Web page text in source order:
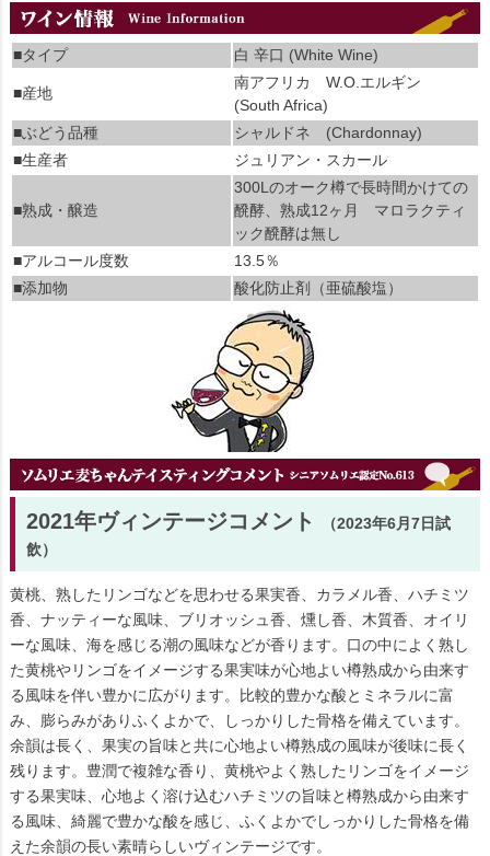
■タイプ 白 辛口 (White Wine)
■産地
南アフリカ W.O.エルギン
(South Africa)
■ぶどう品種
シャルドネ (Chardonnay)
■生産者
ジュリアン・スカール
■熟成・醸造
300Lのオーク樽で長時間かけての
醗酵、熟成12ヶ月 マロラクティ
ック醗酵は無し
■アルコール度数
13.5％
■添加物
酸化防止剤（亜硫酸塩）
2021年ヴィンテージコメント
（2023年6月7日試
飲）
黄桃、熟したリンゴなどを思わせる果実香、カラメル香、ハチミツ
香、ナッティーな風味、ブリオッシュ香、燻し香、木質香、オイリ
ーな風味、海を感じる潮の風味などが香ります。口の中によく熟し
た黄桃やリンゴをイメージする果実味が心地よい樽熟成から由来す
る風味を伴い豊かに広がります。比較的豊かな酸とミネラルに富
み、膨らみがありふくよかで、しっかりした骨格を備えています。
余韻は長く、果実の旨味と共に心地よい樽熟成の風味が後味に長く
残ります。豊潤で複雑な香り、黄桃やよく熟したリンゴをイメージ
する果実味、心地よく溶け込むハチミツの旨味と樽熟成から由来す
る風味、綺麗で豊かな酸を感じ、ふくよかでしっかりした骨格を備
えた余韻の長い素晴らしいヴィンテージです。